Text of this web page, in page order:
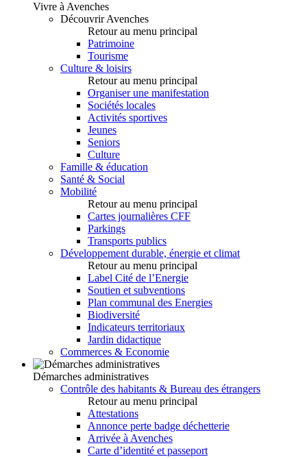
Vivre à Avenches
Découvrir Avenches
Retour au menu principal
Patrimoine
Tourisme
Culture & loisirs
Retour au menu principal
Organiser une manifestation
Sociétés locales
Activités sportives
Jeunes
Seniors
Culture
Famille & éducation
Santé & Social
Mobilité
Retour au menu principal
Cartes journalières CFF
Parkings
Transports publics
Développement durable, énergie et climat
Retour au menu principal
Label Cité de l’Energie
Soutien et subventions
Plan communal des Energies
Biodiversité
Indicateurs territoriaux
Jardin didactique
Commerces & Economie
Démarches administratives
Contrôle des habitants & Bureau des étrangers
Retour au menu principal
Attestations
Annonce perte badge déchetterie
Arrivée à Avenches
Carte d’identité et passeport